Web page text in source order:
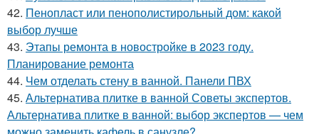
42. Пенопласт или пенополистирольный дом: какой
выбор лучше
43. Этапы ремонта в новостройке в 2023 году.
Планирование ремонта
44. Чем отделать стену в ванной. Панели ПВХ
45. Альтернатива плитке в ванной Советы экспертов.
Альтернатива плитке в ванной: выбор экспертов — чем